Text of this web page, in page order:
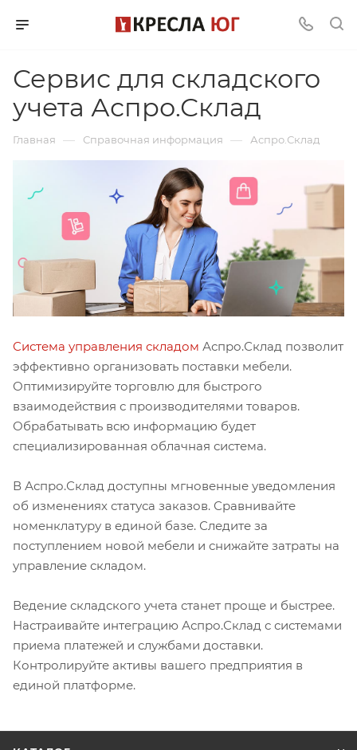
Сервис для складского
учета Аспро.Склад
Главная — Справочная информация — Аспро.Склад
Система управления складом Аспро.Склад позволит
эффективно организовать поставки мебели.
Оптимизируйте торговлю для быстрого
взаимодействия с производителями товаров.
Обрабатывать всю информацию будет
специализированная облачная система.
В Аспро.Склад доступны мгновенные уведомления
об изменениях статуса заказов. Сравнивайте
номенклатуру в единой базе. Следите за
поступлением новой мебели и снижайте затраты на
управление складом.
Ведение складского учета станет проще и быстрее.
Настраивайте интеграцию Аспро.Склад с системами
приема платежей и службами доставки.
Контролируйте активы вашего предприятия в
единой платформе.